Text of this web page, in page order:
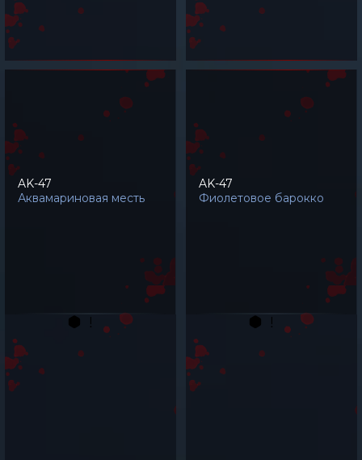
AK-47
Аквамариновая месть
AK-47
Фиолетовое барокко